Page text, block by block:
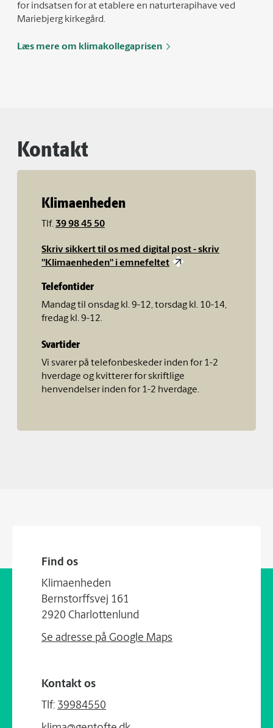
for indsatsen for at etablere en naturterapihave ved
Mariebjerg kirkegård.
Læs mere om klimakollegaprisen
Kontakt
Klimaenheden
Tlf.39 98 45 50
Skriv sikkert til os med digital post - skriv
"Klimaenheden" i emnefeltet
Telefontider
Mandag til onsdag kl. 9-12, torsdag kl. 10-14,
fredag kl. 9-12.
Svartider
Vi svarer på telefonbeskeder inden for 1-2
hverdage og kvitterer for skriftlige
henvendelser inden for 1-2 hverdage.
Find os
Klimaenheden
Bernstorffsvej 161
2920 Charlottenlund
Se adresse på Google Maps
Kontakt os
Tlf: 39984550